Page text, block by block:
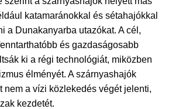
katamaránokkal és sétahajókkal
a Dunakanyarba utazókat. A cél,
és gazdaságosabb
ki a régi technológiát, miközben
élményét. A szárnyashajók
nem a vízi közlekedés végét jelenti,
kezdetét.